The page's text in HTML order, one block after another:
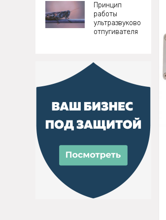
Принцип
работы
ультразвукового
отпугивателя